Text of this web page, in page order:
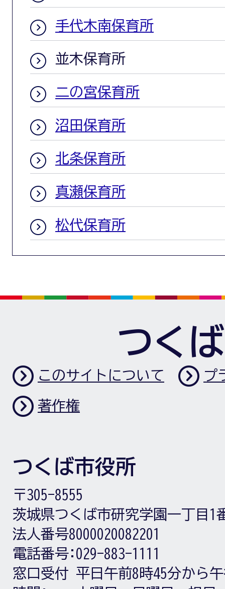
手代木南保育所
並木保育所
二の宮保育所
沼田保育所
北条保育所
真瀬保育所
松代保育所
つく
このサイトについて プ
著作権
つくば市役所
〒305-8555
茨城県つくば市研究学園一丁目1
法人番号8000020082201
電話番号: 029-883-1111
窓口受付 平日午前8時45分から